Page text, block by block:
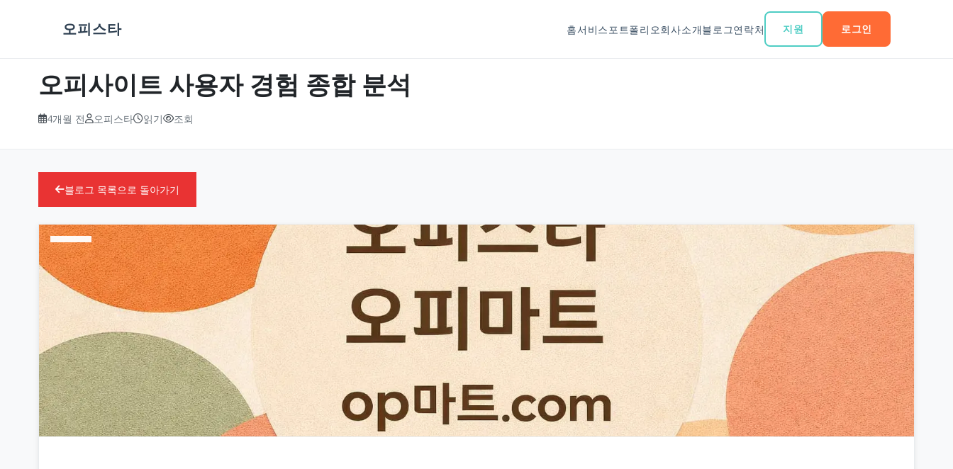
오피스타 홈서비스 포트폴리오회사소개블로그연락처 지원 로그인
오피사이트 사용자 경험 종합 분석
4개월 전 오피스타 읽기 조회
블로그 목록으로 돌아가기